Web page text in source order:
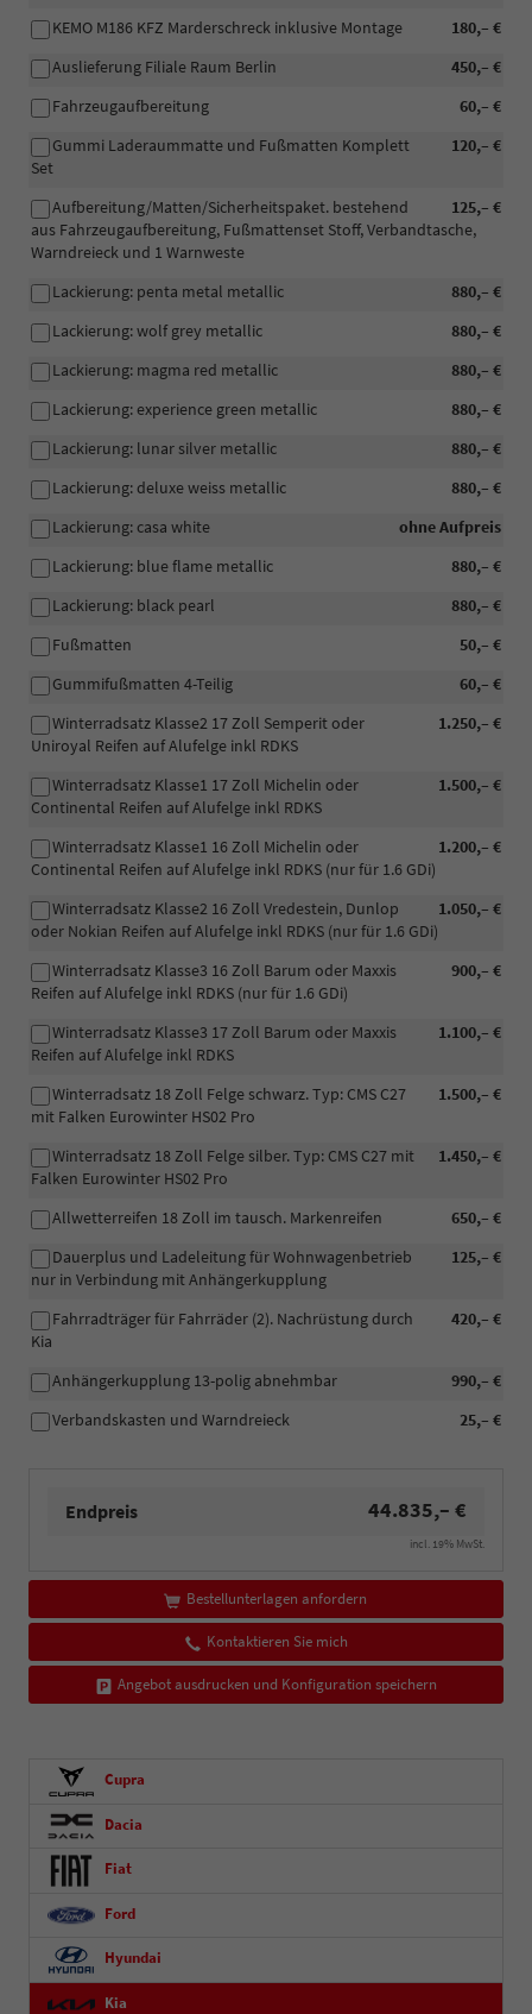
180,– €
KEMO M186 KFZ Marderschreck inklusive Montage
450,– €
Auslieferung Filiale Raum Berlin
60,– €
Fahrzeugaufbereitung
120,– €
Gummi Laderaummatte und Fußmatten Komplett
Set
125,– €
Aufbereitung/Matten/Sicherheitspaket. bestehend
aus Fahrzeugaufbereitung, Fußmattenset Stoff, Verbandtasche,
Warndreieck und 1 Warnweste
880,– €
Lackierung: penta metal metallic
880,– €
Lackierung: wolf grey metallic
880,– €
Lackierung: magma red metallic
880,– €
Lackierung: experience green metallic
880,– €
Lackierung: lunar silver metallic
880,– €
Lackierung: deluxe weiss metallic
ohne Aufpreis
Lackierung: casa white
880,– €
Lackierung: blue flame metallic
880,– €
Lackierung: black pearl
50,– €
Fußmatten
60,– €
Gummifußmatten 4-Teilig
1.250,– €
Winterradsatz Klasse2 17 Zoll Semperit oder
Uniroyal Reifen auf Alufelge inkl RDKS
1.500,– €
Winterradsatz Klasse1 17 Zoll Michelin oder
Continental Reifen auf Alufelge inkl RDKS
1.200,– €
Winterradsatz Klasse1 16 Zoll Michelin oder
Continental Reifen auf Alufelge inkl RDKS (nur für 1.6 GDi)
1.050,– €
Winterradsatz Klasse2 16 Zoll Vredestein, Dunlop
oder Nokian Reifen auf Alufelge inkl RDKS (nur für 1.6 GDi)
900,– €
Winterradsatz Klasse3 16 Zoll Barum oder Maxxis
Reifen auf Alufelge inkl RDKS (nur für 1.6 GDi)
1.100,– €
Winterradsatz Klasse3 17 Zoll Barum oder Maxxis
Reifen auf Alufelge inkl RDKS
1.500,– €
Winterradsatz 18 Zoll Felge schwarz. Typ: CMS C27
mit Falken Eurowinter HS02 Pro
1.450,– €
Winterradsatz 18 Zoll Felge silber. Typ: CMS C27 mit
Falken Eurowinter HS02 Pro
650,– €
Allwetterreifen 18 Zoll im tausch. Markenreifen
125,– €
Dauerplus und Ladeleitung für Wohnwagenbetrieb
nur in Verbindung mit Anhängerkupplung
420,– €
Fahrradträger für Fahrräder (2). Nachrüstung durch
Kia
990,– €
Anhängerkupplung 13-polig abnehmbar
25,– €
Verbandskasten und Warndreieck
Endpreis 44.835,– €
incl. 19% MwSt.
Bestellunterlagen anfordern
Kontaktieren Sie mich
Angebot ausdrucken und Konfiguration speichern
Cupra
Dacia
Fiat
Ford
Hyundai
Kia